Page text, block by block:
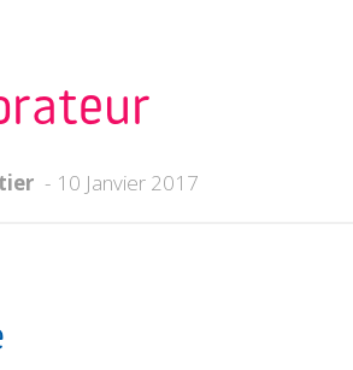
10 Janvier 2017